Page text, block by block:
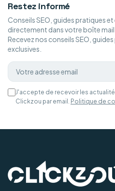
Restez informé
Conseils SEO, guides pratiques
directement dans votre boîte mail.
Recevez nos conseils SEO,
exclusives.
J'accepte de recevoir les
Clickzou par email. Politique de